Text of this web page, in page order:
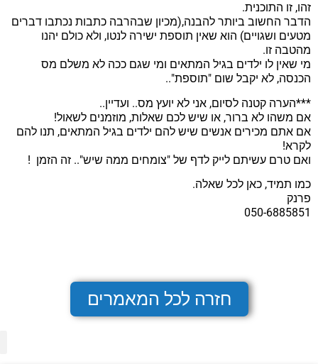
זהו, זו התוכנית.
הדבר החשוב ביותר להבנה,(מכיון שבהרבה כתבות נכתבו דברים
מטעים ושגויים) הוא שאין תוספת ישירה לנטו, ולא כולם יהנו
מהטבה זו.
מי שאין לו ילדים בגיל המתאים ומי שגם ככה לא משלם מס
הכנסה, לא יקבל שום "תוספת"..
***הערה קטנה לסיום, אני לא יועץ מס.. ועדיין..
אם משהו לא ברור, או שיש לכם שאלות, מוזמנים לשאול!
אם אתם מכירים אנשים שיש להם ילדים בגיל המתאים, תנו להם
לקרא!
ואם טרם עשיתם לייק לדף של "צומחים ממה שיש".. זה הזמן !
כמו תמיד, כאן לכל שאלה.
פרנק
050-6885851
חזרה לכל המאמרים